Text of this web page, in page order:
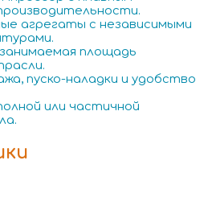
агрегаты с независимыми
площадь
пуско-наладки и удобство
или частичной